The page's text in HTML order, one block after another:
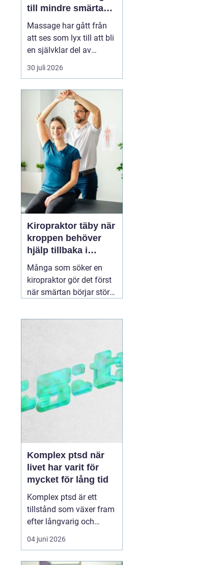
till mindre smärta
och mer ork i
vardagen
Massage har gått från
att ses som lyx till att bli
en självklar del av
många människors
hälsa och vardag. Allt
norr om Stockholm
sökerprofessionell
massage Sollentuna för
30 juli 2026
Kiropraktor täby när
kroppen behöver
hjälp tillbaka i
balans
Många som söker en
kiropraktor gör det först
när smärtan börjar störa
Ryggont, stel nacke eller
som att jobba, sova eller
träna betydligt svårare.
För den som letar efter
en 30 juni 2026
Komplex ptsd när
livet har varit för
mycket för lång tid
Komplex ptsd är ett
tillstånd som växer fram
efter långvarig och
upprepad utsatthet, ofta
i relationer som skulle
04 juni 2026